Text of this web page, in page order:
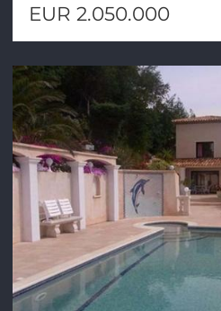
EUR 2.050.000